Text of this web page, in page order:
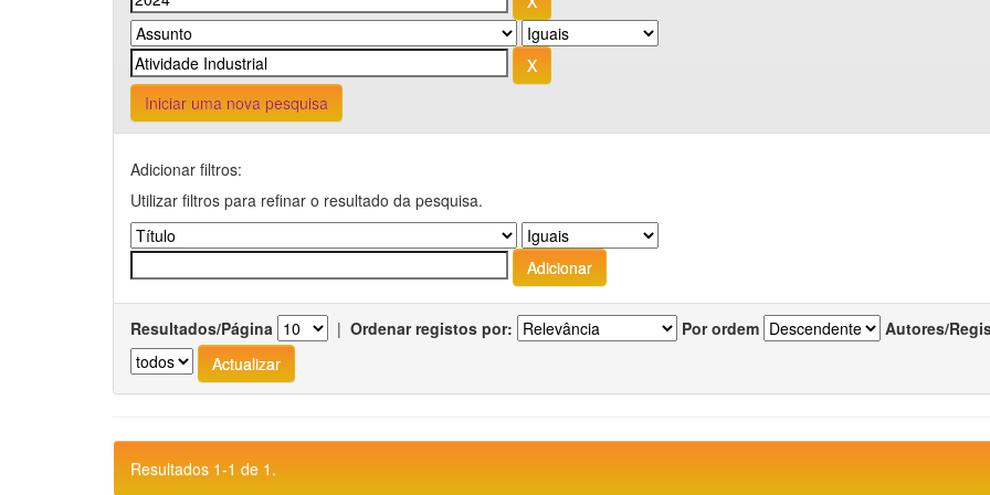
Iniciar uma nova pesquisa
Adicionar filtros:
Utilizar filtros para refinar o resultado da pesquisa.
Resultados/Página | Ordenar registos por: Por ordem Autores/
Resultados 1-1 de 1.